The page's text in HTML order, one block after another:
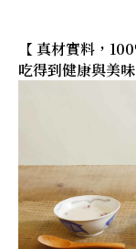
【 真材實料，
吃得到健康與美